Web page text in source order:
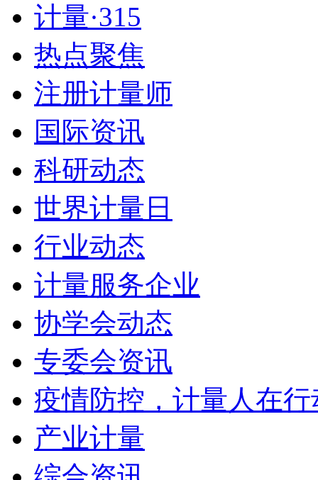
计量·315
热点聚焦
注册计量师
国际资讯
科研动态
世界计量日
行业动态
计量服务企业
协学会动态
专委会资讯
疫情防控，计量人在行
产业计量